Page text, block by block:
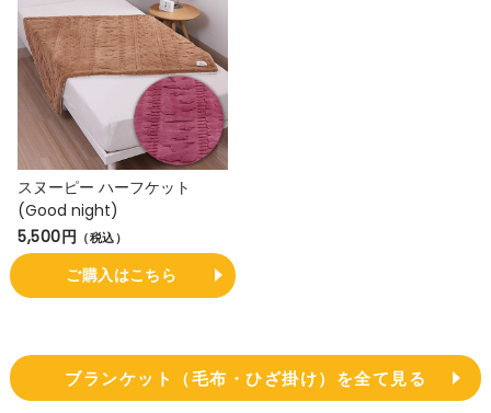
スヌーピー ハーフケット
(Good night)
5,500円 （税込）
ご購入はこちら
ブランケット（毛布・ひざ掛け）を全て見る